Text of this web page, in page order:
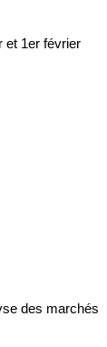
et 1er février
des marchés